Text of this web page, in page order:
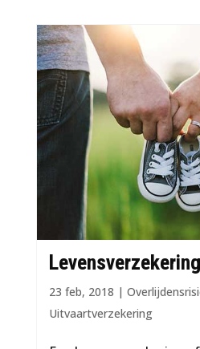
23 feb, 2018 |
Uitvaartverzekering